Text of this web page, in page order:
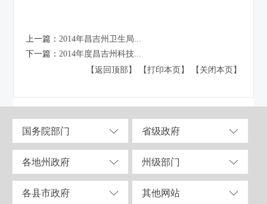
上一篇： 2014年昌吉州卫生局...
下一篇： 2014年度昌吉州科技...
【返回顶部】
【打印本页】 【关闭本页】
国务院部门 省级政府
各地州政府 州级部门
各县市政府 其他网站